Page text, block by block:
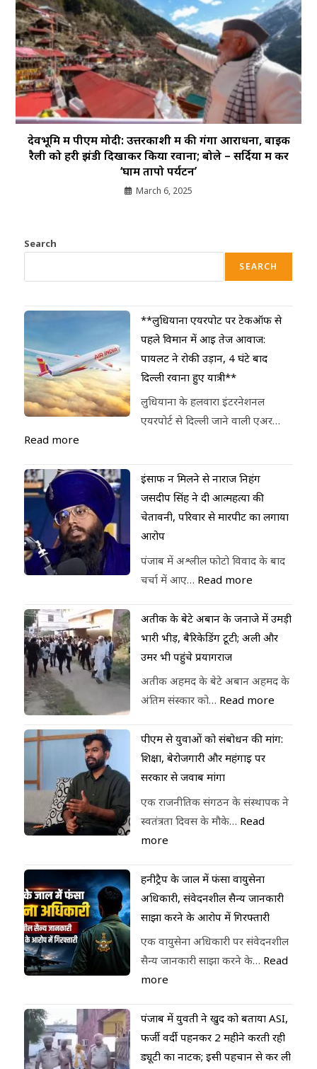
देवभूमि में पीएम मोदी: उत्तरकाशी में की गंगा आराधना, बाइक
रैली को हरी झंडी दिखाकर किया रवाना; बोले – सर्दियों में करें
‘घाम तापो पर्यटन’
March 6, 2025
Search
SEARCH
**लुधियाना एयरपोर्ट पर टेकऑफ से
पहले विमान में आई तेज आवाज:
पायलट ने रोकी उड़ान, 4 घंटे बाद
दिल्ली रवाना हुए यात्री**
लुधियाना के हलवारा इंटरनेशनल
एयरपोर्ट से दिल्ली जाने वाली एअर…
Read more
इंसाफ न मिलने से नाराज निहंग
जसदीप सिंह ने दी आत्महत्या की
चेतावनी, परिवार से मारपीट का लगाया
आरोप
पंजाब में अश्लील फोटो विवाद के बाद
चर्चा में आए… Read more
अतीक के बेटे अबान के जनाजे में उमड़ी
भारी भीड़, बैरिकेडिंग टूटी; अली और
उमर भी पहुंचे प्रयागराज
अतीक अहमद के बेटे अबान अहमद के
अंतिम संस्कार को… Read more
पीएम से युवाओं को संबोधन की मांग:
शिक्षा, बेरोजगारी और महंगाई पर
सरकार से जवाब मांगा
एक राजनीतिक संगठन के संस्थापक ने
स्वतंत्रता दिवस के मौके… Read
more
हनीट्रैप के जाल में फंसा वायुसेना
अधिकारी, संवेदनशील सैन्य जानकारी
साझा करने के आरोप में गिरफ्तारी
एक वायुसेना अधिकारी पर संवेदनशील
सैन्य जानकारी साझा करने के… Read
more
पंजाब में युवती ने खुद को बताया ASI,
फर्जी वर्दी पहनकर 2 महीने करती रही
ड्यूटी का नाटक; इसी पहचान से कर ली